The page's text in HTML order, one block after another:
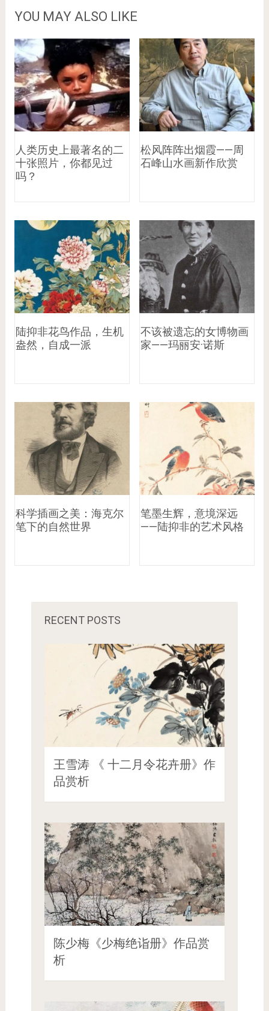
YOU MAY ALSO LIKE
人类历史上最著名的二
十张照片，你都见过
吗？
松风阵阵出烟霞——周
石峰山水画新作欣赏
陆抑非花鸟作品，生机
盎然，自成一派
不该被遗忘的女博物画
家——玛丽安·诺斯
科学插画之美：海克尔
笔下的自然世界
笔墨生辉，意境深远
——陆抑非的艺术风格
RECENT POSTS
王雪涛 《 十二月令花卉册》作
品赏析
陈少梅《少梅绝诣册》作品赏
析